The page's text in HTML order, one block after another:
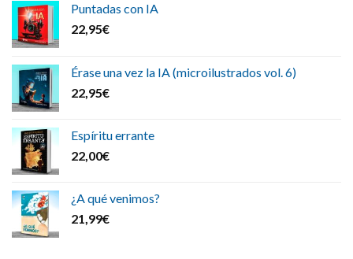
Puntadas con IA
22,95€
Érase una vez la IA (microilustrados vol. 6)
22,95€
Espíritu errante
22,00€
¿A qué venimos?
21,99€